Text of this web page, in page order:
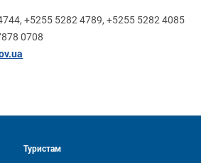
+5255 5282 4789, +5255 5282 4085
0708
Туристам